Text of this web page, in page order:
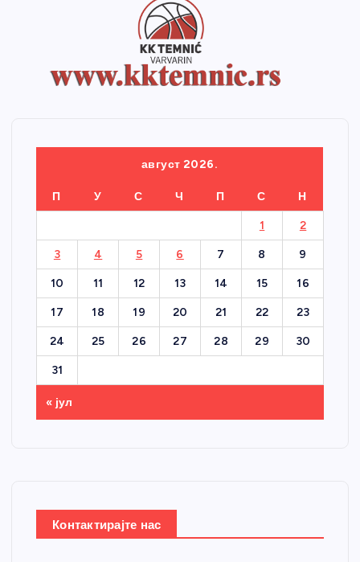
август 2026.
П У С Ч П С Н
1 2
3 4 5 6 7 8 9
10 11 12 13 14 15 16
17 18 19 20 21 22 23
24 25 26 27 28 29 30
31
« јул
Контактирајте нас